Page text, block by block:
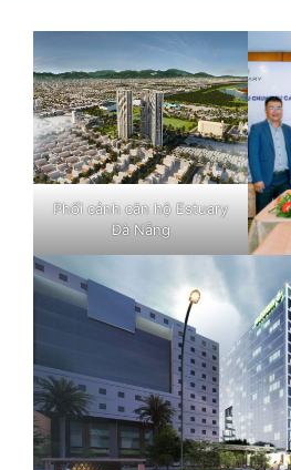
Phối cảnh căn hộ Estuary
Đà Nẵng